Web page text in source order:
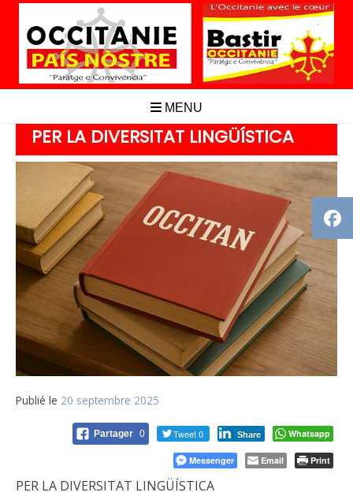
Aller
contenu
MENU
PER LA DIVERSITAT LINGÜÍSTICA
Publié le 20 septembre 2025
Partager 0 Tweet 0 Share Whatsapp
Messenger Email Print
PER LA DIVERSITAT LINGÜÍSTICA